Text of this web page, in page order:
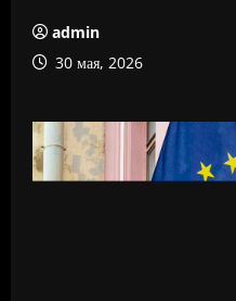
admin
30 мая, 2026